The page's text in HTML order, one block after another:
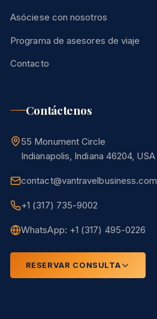
Asóciese con nosotros
Programa de asesores de viaje
Contacto
Contáctenos
55 Monument Circle
Indianapolis, Indiana 46204, USA
contact@vantravelbusiness.com
+1 (317) 735-9002
WhatsApp: +1 (317) 495-0226
RESERVAR CONSULTA